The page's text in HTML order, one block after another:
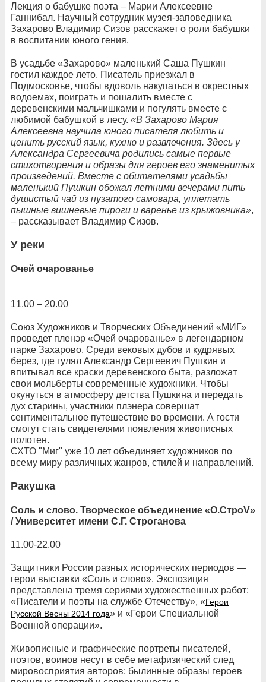
Лекция о бабушке поэта – Марии Алексеевне
Ганнибал. Научный сотрудник музея-заповедника
Захарово Владимир Сизов расскажет о роли бабушки
в воспитании юного гения.
В усадьбе «Захарово» маленький Саша Пушкин
гостил каждое лето. Писатель приезжал в
Подмосковье, чтобы вдоволь накупаться в окрестных
водоемах, поиграть и пошалить вместе с
деревенскими мальчишками и погулять вместе с
любимой бабушкой в лесу. «В Захарово Мария
Алексеевна научила юного писателя любить и
ценить русский язык, кухню и развлечения. Здесь у
Александра Сергеевича родились самые первые
стихотворения и образы для героев его знаменитых
произведений. Вместе с обитателями усадьбы
маленький Пушкин обожал летними вечерами пить
душистый чай из пузатого самовара, уплетать
пышные вишневые пироги и варенье из крыжовника»,
– рассказывает Владимир Сизов.
У реки
Очей очарованье
11.00 – 20.00
Союз Художников и Творческих Объединений «МИГ»
проведет пленэр «Очей очарованье» в легендарном
парке Захарово. Среди вековых дубов и кудрявых
берез, где гулял Александр Сергеевич Пушкин и
впитывал все краски деревенского быта, разложат
свои мольберты современные художники. Чтобы
окунуться в атмосферу детства Пушкина и передать
дух старины, участники плэнера совершат
сентиментальное путешествие во времени. А гости
смогут стать свидетелями появления живописных
полотен.
СХТО "Миг" уже 10 лет объединяет художников по
всему миру различных жанров, стилей и направлений.
Ракушка
Соль и слово. Творческое объединение «О.СтроV»
/ Университет имени С.Г. Строганова
11.00-22.00
Защитники России разных исторических периодов —
герои выставки «Соль и слово». Экспозиция
представлена тремя сериями художественных работ:
«Писатели и поэты на службе Отечеству», «Герои
Русской Весны 2014 года» и «Герои Специальной
Военной операции».
Живописные и графические портреты писателей,
поэтов, воинов несут в себе метафизический след
мировосприятия авторов: былинные образы героев